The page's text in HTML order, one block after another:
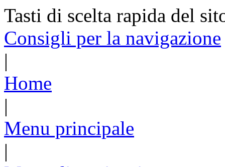
Tasti di scelta rapida del
Consigli per la navigazione
|
Home
|
Menu principale
|